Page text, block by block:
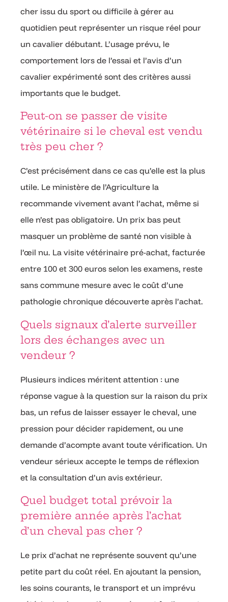
cher issu du sport ou difficile à gérer au
quotidien peut représenter un risque réel pour
un cavalier débutant. L’usage prévu, le
comportement lors de l’essai et l’avis d’un
cavalier expérimenté sont des critères aussi
importants que le budget.
Peut-on se passer de visite
vétérinaire si le cheval est vendu
très peu cher ?
C’est précisément dans ce cas qu’elle est la plus
utile. Le ministère de l’Agriculture la
recommande vivement avant l’achat, même si
elle n’est pas obligatoire. Un prix bas peut
masquer un problème de santé non visible à
l’œil nu. La visite vétérinaire pré-achat, facturée
entre 100 et 300 euros selon les examens, reste
sans commune mesure avec le coût d’une
pathologie chronique découverte après l’achat.
Quels signaux d’alerte surveiller
lors des échanges avec un
vendeur ?
Plusieurs indices méritent attention : une
réponse vague à la question sur la raison du prix
bas, un refus de laisser essayer le cheval, une
pression pour décider rapidement, ou une
demande d’acompte avant toute vérification. Un
vendeur sérieux accepte le temps de réflexion
et la consultation d’un avis extérieur.
Quel budget total prévoir la
première année après l’achat
d’un cheval pas cher ?
Le prix d’achat ne représente souvent qu’une
petite part du coût réel. En ajoutant la pension,
les soins courants, le transport et un imprévu